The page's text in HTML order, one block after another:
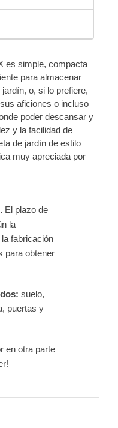
es simple, compacta
para almacenar
o, si lo prefiere,
aficiones o incluso
poder descansar y
y la facilidad de
de jardín de estilo
muy apreciada por
El plazo de
la
fabricación
para obtener
suelo,
puertas y
en otra parte